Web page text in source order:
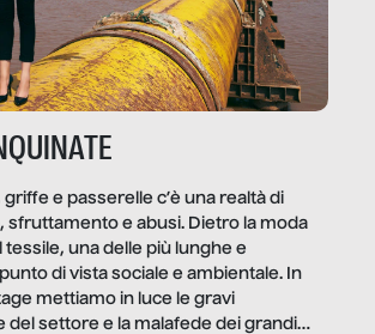
e passerelle c’è una realtà di
sfruttamento e abusi. Dietro la moda
tessile, una delle più lunghe e
di vista sociale e ambientale. In
mettiamo in luce le gravi
del settore e la malafede dei grandi